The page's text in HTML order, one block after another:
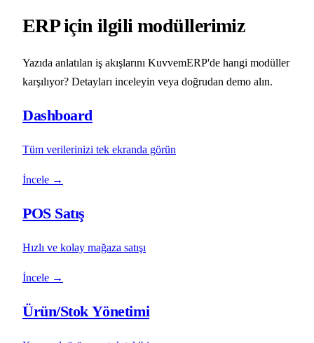
ERP için ilgili modüllerimiz
Yazıda anlatılan iş akışlarını KuvvemERP'de hangi modüller
karşılıyor? Detayları inceleyin veya doğrudan demo alın.
Dashboard
Tüm verilerinizi tek ekranda görün
İncele →
POS Satış
Hızlı ve kolay mağaza satışı
İncele →
Ürün/Stok Yönetimi